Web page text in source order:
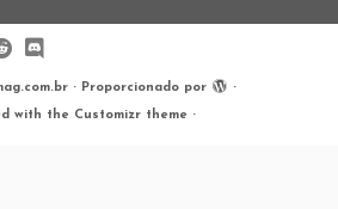
· Proporcionado por ·
with the Customizr theme ·